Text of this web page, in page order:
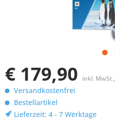
€ 179,90 inkl. MwSt.,
Versandkostenfrei
Bestellartikel
Lieferzeit: 4 - 7 Werktage